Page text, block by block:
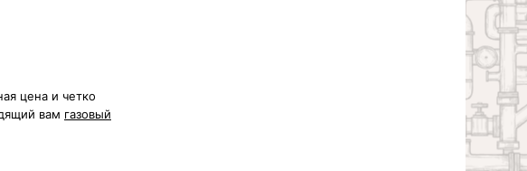
цена и четко
вам газовый